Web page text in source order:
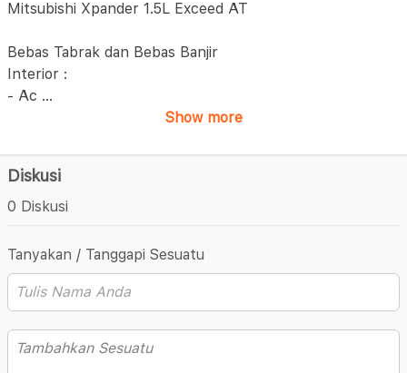
Mitsubishi Xpander 1.5L Exceed AT
Bebas Tabrak dan Bebas Banjir
Interior :
- Ac ...
Show more
Diskusi
0 Diskusi
Tanyakan / Tanggapi Sesuatu